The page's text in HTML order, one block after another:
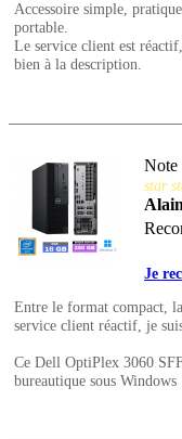
Accessoire simple,
portable.
Le service client est
bien à la description.
Note
star
Je
Entre le format compact,
service client réactif, je
Ce Dell OptiPlex 3060
bureautique sous Windows